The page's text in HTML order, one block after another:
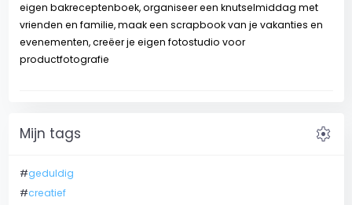
eigen bakreceptenboek, organiseer een knutselmiddag met
vrienden en familie, maak een scrapbook van je vakanties en
evenementen, creëer je eigen fotostudio voor
productfotografie
Mijn tags settings
#geduldig
#creatief